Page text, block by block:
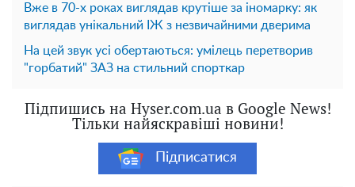
Вже в 70-х роках виглядав крутіше за іномарку: як
виглядав унікальний ІЖ з незвичайними дверима
На цей звук усі обертаються: умілець перетворив
"горбатий" ЗАЗ на стильний спорткар
Підпишись на Hyser.com.ua в Google News!
Тільки найяскравіші новини!
Підписатися